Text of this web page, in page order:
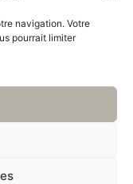
navigation. Votre
pourrait limiter